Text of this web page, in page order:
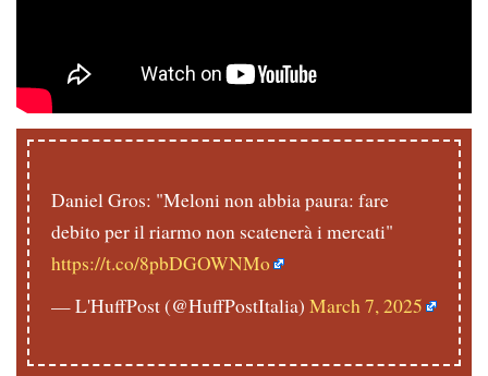
Daniel Gros: "Meloni non abbia paura: fare
debito per il riarmo non scatenerà i mercati"
https://t.co/8pbDGOWNMo
— L'HuffPost (@HuffPostItalia) March 7, 2025